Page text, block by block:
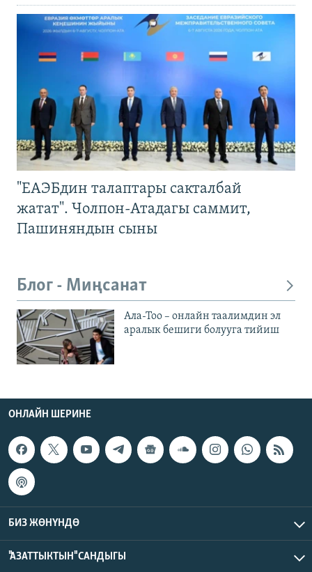
"ЕАЭБдин талаптары сакталбай
жатат". Чолпон-Атадагы саммит,
Пашиняндын сыны
Блог - Миңсанат
Ала-Тоо – онлайн таалимдин эл
аралык бешиги болууга тийиш
ОНЛАЙН ШЕРИНЕ
БИЗ ЖӨНҮНДӨ
"АЗАТТЫКТЫН" САНДЫГЫ